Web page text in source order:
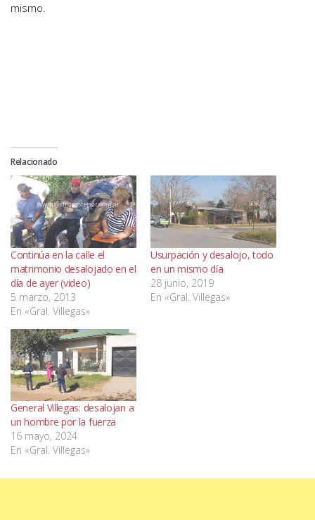
mismo.
Relacionado
Continúa en la calle el
matrimonio desalojado en el
día de ayer (video)
5 marzo, 2013
En «Gral. Villegas»
Usurpación y desalojo, todo
en un mismo día
28 junio, 2019
En «Gral. Villegas»
General Villegas: desalojan a
un hombre por la fuerza
16 mayo, 2024
En «Gral. Villegas»